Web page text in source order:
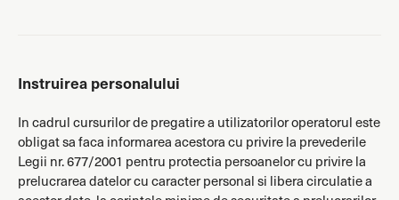
Instruirea personalului
In cadrul cursurilor de pregatire a utilizatorilor operatorul este
obligat sa faca informarea acestora cu privire la prevederile
Legii nr. 677/2001 pentru protectia persoanelor cu privire la
prelucrarea datelor cu caracter personal si libera circulatie a